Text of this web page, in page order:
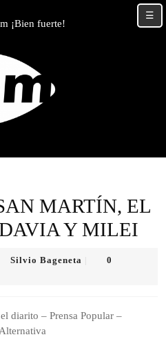
¡Bien fuerte!
MARTÍN, EL
Y MILEI
Silvio Bageneta Silvio0
diarito – Prensa Popular –
☰